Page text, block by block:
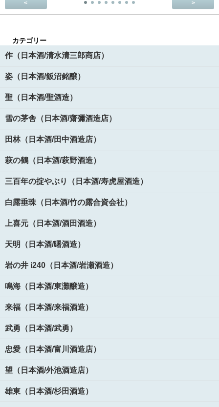
< >
カテゴリー
作（日本酒/清水清三郎商店）
姿（日本酒/飯沼銘醸）
聖（日本酒/聖酒造）
雪の茅舎（日本酒/齋彌酒造店）
田林（日本酒/田中酒造店）
萩の鶴（日本酒/萩野酒造）
三百年の掟やぶり（日本酒/寿虎屋酒造）
白露垂珠（日本酒/竹の露合資会社）
上喜元（日本酒/酒田酒造）
天明（日本酒/曙酒造）
岩の井 i240（日本酒/岩瀬酒造）
鳴海（日本酒/東灘醸造）
来福（日本酒/来福酒造）
武勇（日本酒/武勇）
忠愛（日本酒/富川酒造店）
望（日本酒/外池酒造店）
雄東（日本酒/杉田酒造）